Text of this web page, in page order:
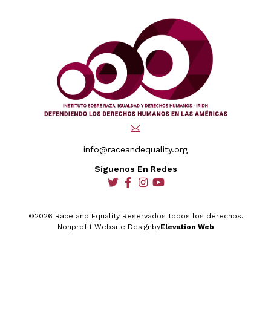
info@raceandequality.org
Síguenos En Redes
socialsocialsocialsocial
©2026 Race and Equality Reservados todos los derechos.
Nonprofit Website DesignbyElevation Web